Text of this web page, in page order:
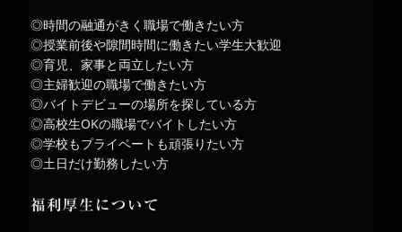
◎時間の融通がきく職場で働きたい方
◎授業前後や隙間時間に働きたい学生大歓迎
◎育児、家事と両立したい方
◎主婦歓迎の職場で働きたい方
◎バイトデビューの場所を探している方
◎高校生OKの職場でバイトしたい方
◎学校もプライベートも頑張りたい方
◎土日だけ勤務したい方
福利厚生について